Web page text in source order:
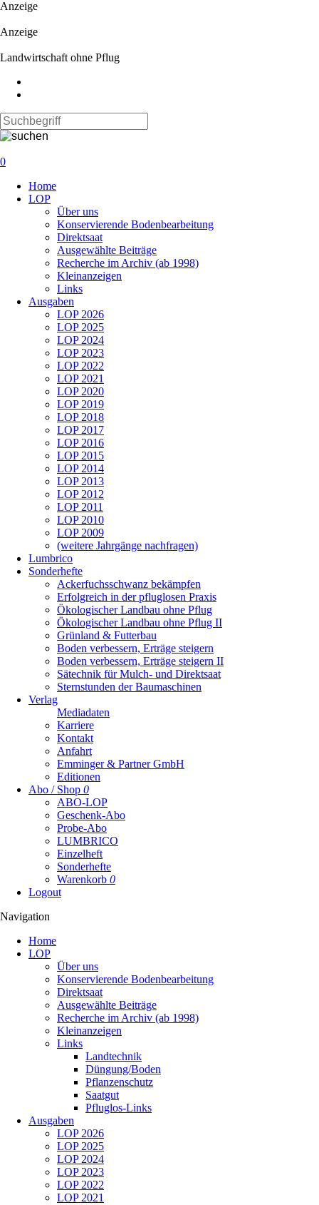
Anzeige
Anzeige
Landwirtschaft ohne Pflug
0
überspringen
Home
LOP
Über uns
Konservierende Bodenbearbeitung
Direktsaat
Ausgewählte Beiträge
Recherche im Archiv (ab 1998)
Kleinanzeigen
Links
Ausgaben
LOP 2026
LOP 2025
LOP 2024
LOP 2023
LOP 2022
LOP 2021
LOP 2020
LOP 2019
LOP 2018
LOP 2017
LOP 2016
LOP 2015
LOP 2014
LOP 2013
LOP 2012
LOP 2011
LOP 2010
LOP 2009
(weitere Jahrgänge nachfragen)
Lumbrico
Sonderhefte
Ackerfuchsschwanz bekämpfen
Erfolgreich in der pfluglosen Praxis
Ökologischer Landbau ohne Pflug
Ökologischer Landbau ohne Pflug II
Grünland & Futterbau
Boden verbessern, Erträge steigern
Boden verbessern, Erträge steigern II
Sätechnik für Mulch- und Direktsaat
Sternstunden der Baumaschinen
Verlag
Mediadaten
Karriere
Kontakt
Anfahrt
Emminger & Partner GmbH
Editionen
Abo / Shop 0
ABO-LOP
Geschenk-Abo
Probe-Abo
LUMBRICO
Einzelheft
Sonderhefte
Warenkorb 0
Logout
Navigation
überspringen
Home
LOP
Über uns
Konservierende Bodenbearbeitung
Direktsaat
Ausgewählte Beiträge
Recherche im Archiv (ab 1998)
Kleinanzeigen
Links
Landtechnik
Düngung/Boden
Pflanzenschutz
Saatgut
Pfluglos-Links
Ausgaben
LOP 2026
LOP 2025
LOP 2024
LOP 2023
LOP 2022
LOP 2021